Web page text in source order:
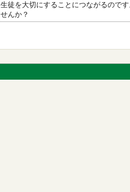
生徒を大切にすることにつながるので
せんか？